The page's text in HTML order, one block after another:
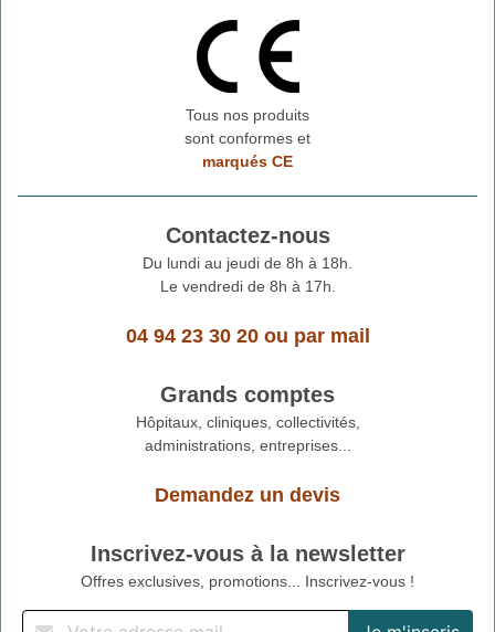
Tous nos produits
sont conformes et
marqués CE
Contactez-nous
Du lundi au jeudi de 8h à 18h.
Le vendredi de 8h à 17h.
04 94 23 30 20ou par mail
Grands comptes
Hôpitaux, cliniques, collectivités,
administrations, entreprises...
Demandez un devis
Inscrivez-vous à la newsletter
Offres exclusives, promotions... Inscrivez-vous !